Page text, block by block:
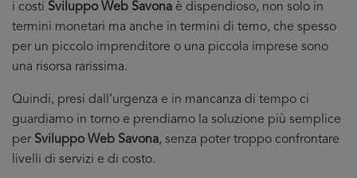
i costi Sviluppo Web Savona è dispendioso, non solo in
termini monetari ma anche in termini di temo, che spesso
per un piccolo imprenditore o una piccola imprese sono
una risorsa rarissima.
Quindi, presi dall’urgenza e in mancanza di tempo ci
guardiamo in torno e prendiamo la soluzione più semplice
per Sviluppo Web Savona, senza poter troppo confrontare
livelli di servizi e di costo.